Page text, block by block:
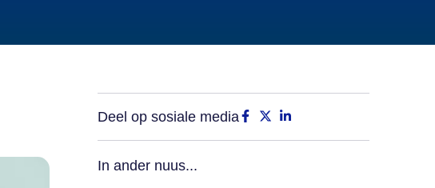
Deel op sosiale media
In ander nuus...